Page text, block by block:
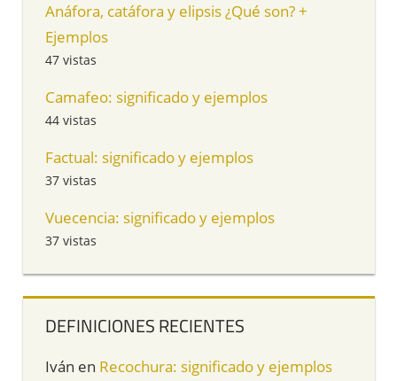
Anáfora, catáfora y elipsis ¿Qué son? +
Ejemplos
47 vistas
Camafeo: significado y ejemplos
44 vistas
Factual: significado y ejemplos
37 vistas
Vuecencia: significado y ejemplos
37 vistas
DEFINICIONES RECIENTES
Iván en Recochura: significado y ejemplos